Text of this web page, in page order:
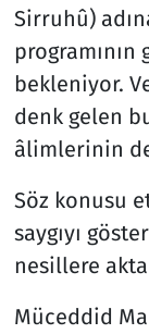
Sirruhû)
programının
bekleniyor.
denk gelen
âlimlerinin
Söz konusu
saygıyı
nesillere
Müceddid
Teknoloji